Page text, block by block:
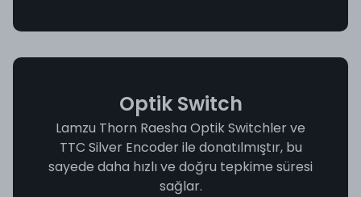
Optik Switch
Lamzu Thorn Raesha Optik Switchler ve
TTC Silver Encoder ile donatılmıştır, bu
sayede daha hızlı ve doğru tepkime süresi
sağlar.